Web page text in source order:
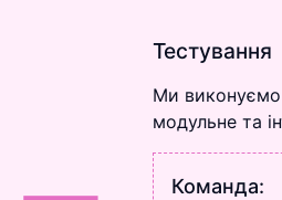
Тестування
Ми виконуємо
модульне та
Команда: